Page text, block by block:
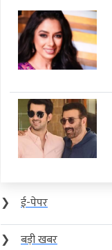
❯
ई-पेपर
❯
बड़ी खबर